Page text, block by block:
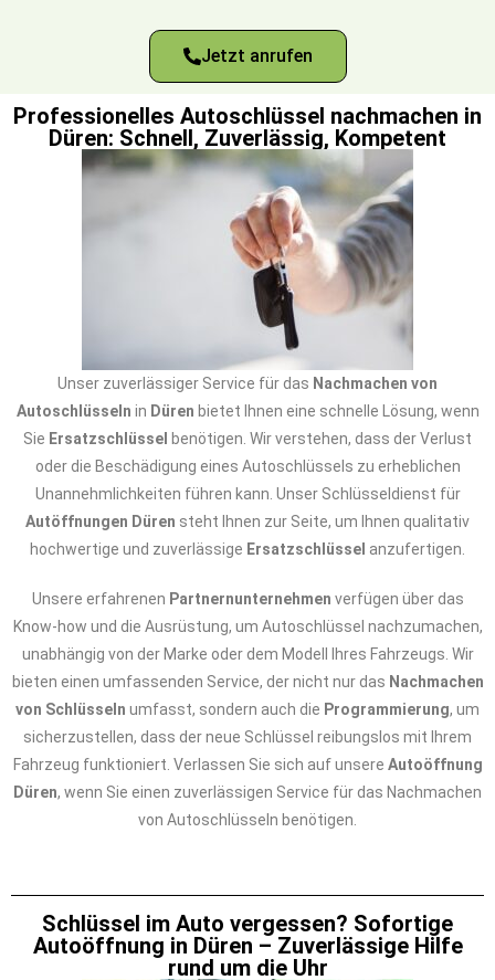
Jetzt anrufen
Professionelles Autoschlüssel nachmachen in
Düren: Schnell, Zuverlässig, Kompetent
Unser zuverlässiger Service für das Nachmachen von
Autoschlüsseln in Düren bietet Ihnen eine schnelle Lösung, wenn
Sie Ersatzschlüssel benötigen. Wir verstehen, dass der Verlust
oder die Beschädigung eines Autoschlüssels zu erheblichen
Unannehmlichkeiten führen kann. Unser Schlüsseldienst für
Autöffnungen Düren steht Ihnen zur Seite, um Ihnen qualitativ
hochwertige und zuverlässige Ersatzschlüssel anzufertigen.
Unsere erfahrenen Partnernunternehmen verfügen über das
Know-how und die Ausrüstung, um Autoschlüssel nachzumachen,
unabhängig von der Marke oder dem Modell Ihres Fahrzeugs. Wir
bieten einen umfassenden Service, der nicht nur das Nachmachen
von Schlüsseln umfasst, sondern auch die Programmierung, um
sicherzustellen, dass der neue Schlüssel reibungslos mit Ihrem
Fahrzeug funktioniert. Verlassen Sie sich auf unsere Autoöffnung
Düren, wenn Sie einen zuverlässigen Service für das Nachmachen
von Autoschlüsseln benötigen.
Schlüssel im Auto vergessen? Sofortige
Autoöffnung in Düren – Zuverlässige Hilfe
rund um die Uhr